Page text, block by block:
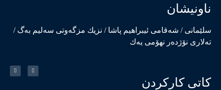
ناونیشان
سلێمانی / شەقامی ئیبراهیم پاشا / نزیك مزگەوتی سەلیم بەگ /
تەلاری نۆژدەر نهۆمی یەك
کاتی کارکردن